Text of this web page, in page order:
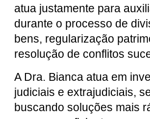
atua justamente para
durante o processo de
bens, regularização
resolução de conflitos
A Dra. Bianca atua em
judiciais e extrajudiciais,
buscando soluções mais